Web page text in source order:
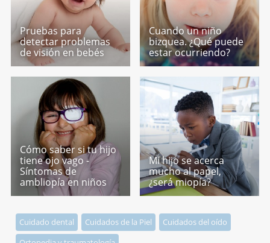
Pruebas para
detectar problemas
de visión en bebés
Cuando un niño
bizquea. ¿Qué puede
estar ocurriendo?
Cómo saber si tu hijo
tiene ojo vago -
Síntomas de
ambliopía en niños
Mi hijo se acerca
mucho al papel,
¿será miopía?
Cuidado dental Cuidados de la Piel
Cuidados del oído